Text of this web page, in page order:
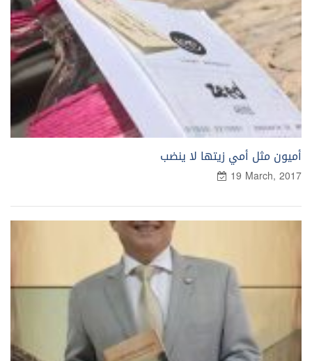
أميون مثل أمي زيتها لا ينضب
19 March, 2017